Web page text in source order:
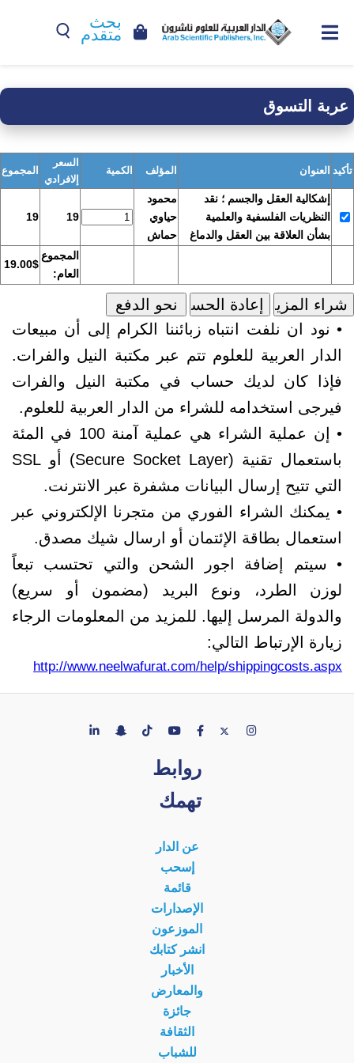
بحث
متقدم
عربة التسوق
تأكيد العنوان المؤلف الكمية
السعر
إلافرادي
المجموع
إشكالية العقل والجسم ؛ نقد
النظريات الفلسفية والعلمية
بشأن العلاقة بين العقل والدماغ
محمود
حياوي
حماش
19
19
المجموع
العام:
19.00$
• نود ان نلفت انتباه زبائننا الكرام إلى أن مبيعات
الدار العربية للعلوم تتم عبر مكتبة النيل والفرات.
فإذا كان لديك حساب في مكتبة النيل والفرات
فيرجى استخدامه للشراء من الدار العربية للعلوم.
• إن عملية الشراء هي عملية آمنة 100 في المئة
باستعمال تقنية (Secure Socket Layer) أو SSL
التي تتيح إرسال البيانات مشفرة عبر الانترنت.
• يمكنك الشراء الفوري من متجرنا الإلكتروني عبر
استعمال بطاقة الإئتمان أو ارسال شيك مصدق.
• سيتم إضافة اجور الشحن والتي تحتسب تبعاً
لوزن الطرد، ونوع البريد (مضمون أو سريع)
والدولة المرسل إليها. للمزيد من المعلومات الرجاء
زيارة الإرتباط التالي:
http://www.neelwafurat.com/help/shippingcosts.aspx
روابط
تهمك
عن الدار
إسحب
قائمة
الإصدارات
الموزعون
انشر كتابك
الأخبار
والمعارض
جائزة
الثقافة
للشباب